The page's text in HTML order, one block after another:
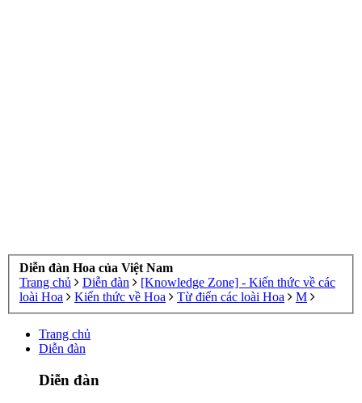
Diễn đàn Hoa của Việt Nam
Trang chủ
Diễn đàn
[Knowledge Zone] - Kiến thức về các
loài Hoa
Kiến thức về Hoa Từ điển các loài Hoa M
Trang chủ
Diễn đàn
Diễn đàn